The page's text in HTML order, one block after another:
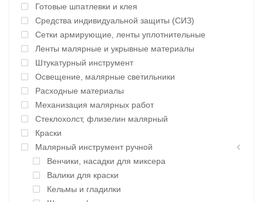
Готовые шпатлевки и клея
Средства индивидуальной защиты (СИЗ)
Сетки армирующие, ленты уплотнительные
Ленты малярные и укрывные материалы
Штукатурный инструмент
Освещение, малярные светильники
Расходные материалы
Механизация малярных работ
Стеклохолст, флизелин малярный
Краски
Малярный инструмент ручной
Венчики, насадки для миксера
Валики для краски
Кельмы и гладилки